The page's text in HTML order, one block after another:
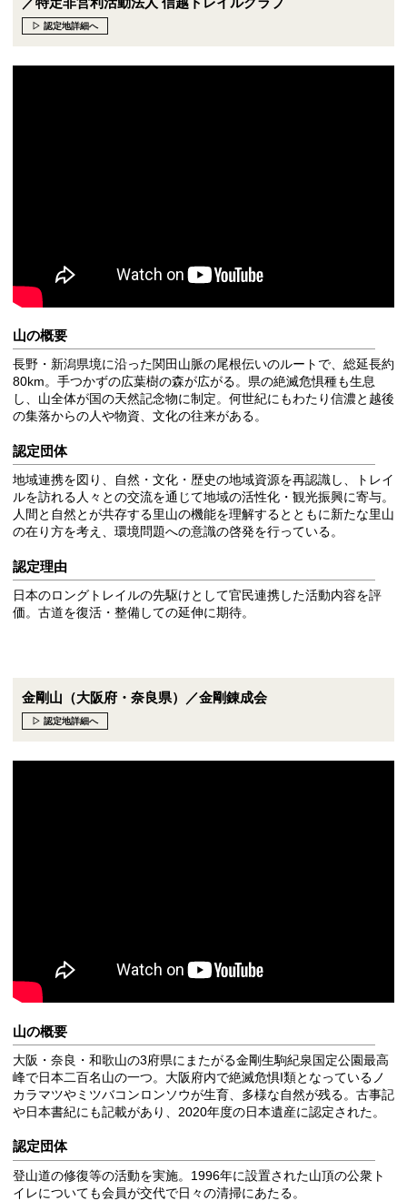
▷ 認定地詳細へ
山の概要
長野・新潟県境に沿った関田山脈の尾根伝いのルートで、総延長約
80km。手つかずの広葉樹の森が広がる。県の絶滅危惧種も生息
し、山全体が国の天然記念物に制定。何世紀にもわたり信濃と越後
の集落からの人や物資、文化の往来がある。
認定団体
地域連携を図り、自然・文化・歴史の地域資源を再認識し、トレイ
ルを訪れる人々との交流を通じて地域の活性化・観光振興に寄与。
人間と自然とが共存する里山の機能を理解するとともに新たな里山
の在り方を考え、環境問題への意識の啓発を行っている。
認定理由
日本のロングトレイルの先駆けとして官民連携した活動内容を評
価。古道を復活・整備しての延伸に期待。
金剛山（大阪府・奈良県）／金剛錬成会
▷ 認定地詳細へ
山の概要
大阪・奈良・和歌山の3府県にまたがる金剛生駒紀泉国定公園最高
峰で日本二百名山の一つ。大阪府内で絶滅危惧I類となっているノ
カラマツやミツバコンロンソウが生育、多様な自然が残る。古事記
や日本書紀にも記載があり、2020年度の日本遺産に認定された。
認定団体
登山道の修復等の活動を実施。1996年に設置された山頂の公衆ト
イレについても会員が交代で日々の清掃にあたる。